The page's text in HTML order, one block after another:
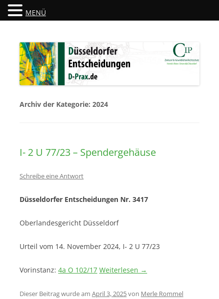
Düsseldorfer Entscheidungen
Archiv der Kategorie: 2024
I- 2 U 77/23 – Spendergehäuse
Schreibe eine Antwort
Düsseldorfer Entscheidungen Nr. 3417
Oberlandesgericht Düsseldorf
Urteil vom 14. November 2024, I- 2 U 77/23
Vorinstanz: 4a O 102/17 Weiterlesen →
Dieser Beitrag wurde am April 3, 2025von Merle Rommel
MENÜ